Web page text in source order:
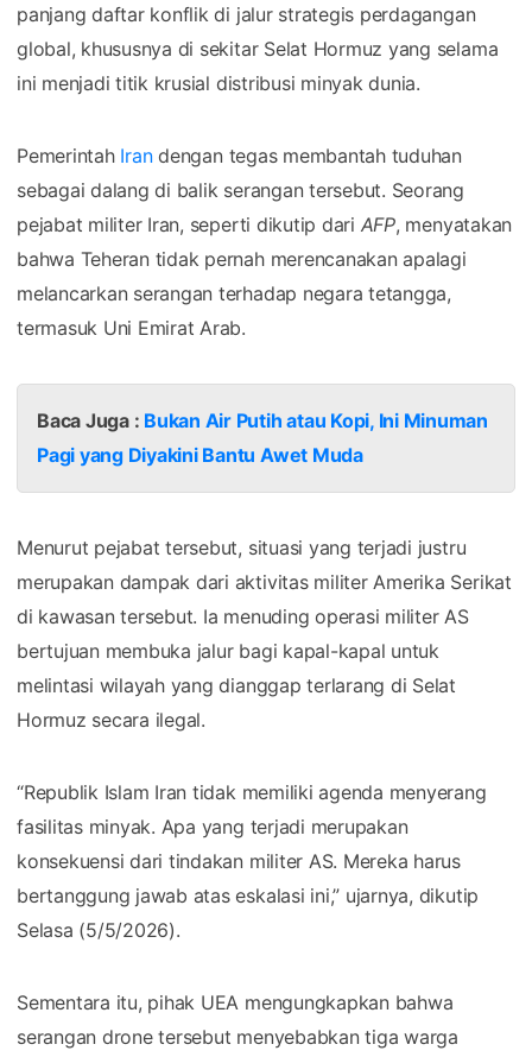
panjang daftar konflik di jalur strategis perdagangan
global, khususnya di sekitar Selat Hormuz yang selama
ini menjadi titik krusial distribusi minyak dunia.
Pemerintah Irandengan tegas membantah tuduhan
sebagai dalang di balik serangan tersebut. Seorang
pejabat militer Iran, seperti dikutip dari AFP, menyatakan
bahwa Teheran tidak pernah merencanakan apalagi
melancarkan serangan terhadap negara tetangga,
termasuk Uni Emirat Arab.
Baca Juga : Bukan Air Putih atau Kopi, Ini Minuman
Pagi yang Diyakini Bantu Awet Muda
Menurut pejabat tersebut, situasi yang terjadi justru
merupakan dampak dari aktivitas militer Amerika Serikat
di kawasan tersebut. Ia menuding operasi militer AS
bertujuan membuka jalur bagi kapal-kapal untuk
melintasi wilayah yang dianggap terlarang di Selat
Hormuz secara ilegal.
“Republik Islam Iran tidak memiliki agenda menyerang
fasilitas minyak. Apa yang terjadi merupakan
konsekuensi dari tindakan militer AS. Mereka harus
bertanggung jawab atas eskalasi ini,” ujarnya, dikutip
Selasa (5/5/2026).
Sementara itu, pihak UEA mengungkapkan bahwa
serangan drone tersebut menyebabkan tiga warga